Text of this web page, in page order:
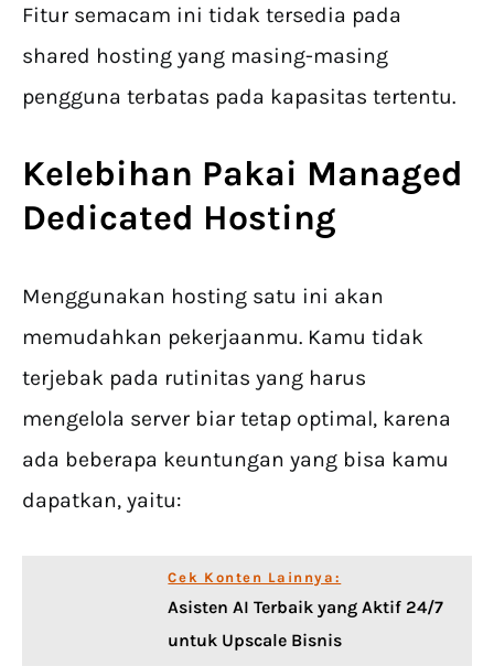
Fitur semacam ini tidak tersedia pada
shared hosting yang masing-masing
pengguna terbatas pada kapasitas tertentu.
Kelebihan Pakai Managed
Dedicated Hosting
Menggunakan hosting satu ini akan
memudahkan pekerjaanmu. Kamu tidak
terjebak pada rutinitas yang harus
mengelola server biar tetap optimal, karena
ada beberapa keuntungan yang bisa kamu
dapatkan, yaitu:
Cek Konten Lainnya:
Asisten AI Terbaik yang Aktif 24/7
untuk Upscale Bisnis